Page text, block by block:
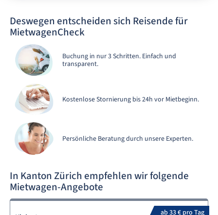
Deswegen entscheiden sich Reisende für
MietwagenCheck
Buchung in nur 3 Schritten. Einfach und
transparent.
Kostenlose Stornierung bis 24h vor Mietbeginn.
Persönliche Beratung durch unsere Experten.
In Kanton Zürich empfehlen wir folgende
Mietwagen-Angebote
ab 33 € pro Tag